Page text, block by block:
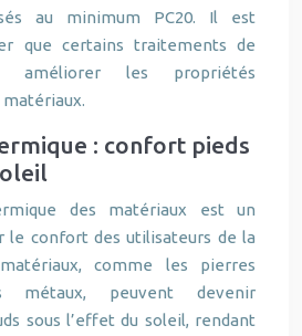
au minimum PC20. Il est
que certains traitements de
améliorer les propriétés
: confort pieds
des matériaux est un
le confort des utilisateurs de la
comme les pierres
métaux, peuvent devenir
sous l’effet du soleil, rendant